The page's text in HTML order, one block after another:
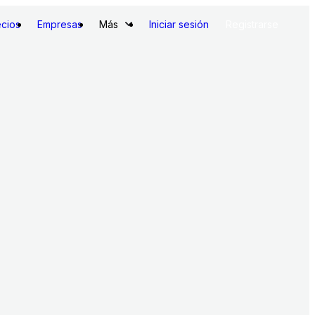
Empresas Más Iniciar sesión